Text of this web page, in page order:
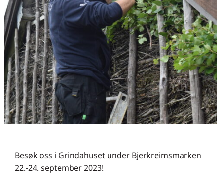
Besøk oss i Grindahuset under Bjerkreimsmarken
22.-24. september 2023!